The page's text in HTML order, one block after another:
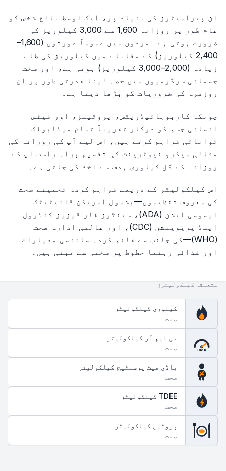
ان پیرامیٹرز کی بنیاد پر، ایک اوسط بالغ شخص کو
عام طور پر روزانہ 1,600 سے 3,000 کیلوریز کی
ضرورت ہوتی ہے۔ مردوں میں عموماً عورتوں (1,600–
2,400 کیلوریز) کے مقابلے میں کیلوریز کی طلب
زیادہ (2,000–3,000 کیلوریز) ہوتی ہے، اور سخت
جسمانی سرگرمیوں میں حصہ لینا قدرتی طور پر ان
روزمرہ کی ضروریات کو بڑھا دیتا ہے۔
چونکہ کاربوہائیڈریٹس، پروٹینز، اور فیٹس
انسانی جسم کو درکار تقریباً تمام میٹابولک
توانائی فراہم کرتے ہیں، اس لیے آپ کی روزانہ کی
مثالی میکرو نیوٹرینٹ کی تقسیم براہ راست آپ کے
روزانہ کے کل کیلوری ہدف سے اخذ کی جاتی ہے۔
اس کیلکولیٹر کے ذریعے فراہم کردہ تخمینے صحت
کی معروف تنظیموں—بشمول امریکن ڈائیٹیٹک
ایسوسی ایشن (ADA)، سینٹرز فار ڈیزیز کنٹرول
اینڈ پریوینشن (CDC)، اور عالمی ادارہ صحت
(WHO)—کی جانب سے قائم کردہ سائنسی معیارات
اور غذائی رہنما خطوط پر سختی سے مبنی ہیں۔
متعلقہ کیلکولیٹرز
کیلوری کیلکولیٹر
صحت
BMR
بی ایم آر کیلکولیٹر
صحت
باڈی فیٹ پرسنٹیج کیلکولیٹر
صحت
TDEE کیلکولیٹر
صحت
پروٹین کیلکولیٹر
صحت